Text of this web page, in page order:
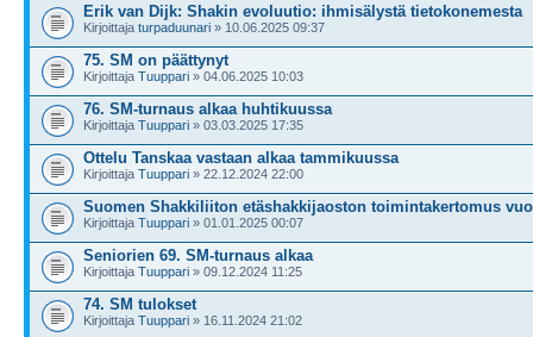
Erik van Dijk: Shakin evoluutio: ihmisälystä tietokonemesta
Kirjoittaja turpaduunari » 10.06.2025 09:37
75. SM on päättynyt
Kirjoittaja Tuuppari » 04.06.2025 10:03
76. SM-turnaus alkaa huhtikuussa
Kirjoittaja Tuuppari » 03.03.2025 17:35
Ottelu Tanskaa vastaan alkaa tammikuussa
Kirjoittaja Tuuppari » 22.12.2024 22:00
Suomen Shakkiliiton etäshakkijaoston toimintakertomus
Kirjoittaja Tuuppari » 01.01.2025 00:07
Seniorien 69. SM-turnaus alkaa
Kirjoittaja Tuuppari » 09.12.2024 11:25
74. SM tulokset
Kirjoittaja Tuuppari » 16.11.2024 21:02